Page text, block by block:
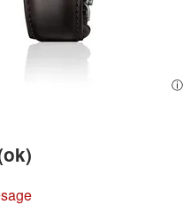
ⓘ